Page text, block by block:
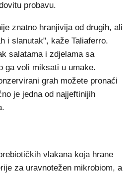
probavu.
znatno hranjivija od drugih, ali
i slanutak", kaže Taliaferro.
salatama i zdjelama sa
ga voli miksati u umake.
grah možete pronaći
je jedna od najjeftinijih
vlakana koja hrane
za uravnotežen mikrobiom, a